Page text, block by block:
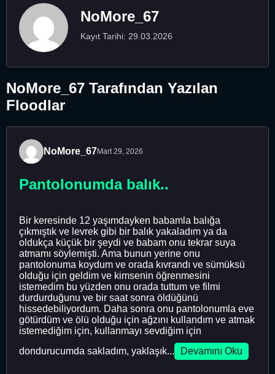
NoMore_67
Kayıt Tarihi: 29.03.2026
NoMore_67 Tarafından Yazılan
Floodlar
NoMore_67Mart 29, 2026
Pantolonumda balık..
Bir keresinde 12 yaşımdayken babamla balığa
çıkmıştık ve levrek gibi bir balık yakaladım ya da
oldukça küçük bir şeydi ve babam onu ​​tekrar suya
atmamı söylemişti. Ama bunun yerine onu
pantolonuma koydum ve orada kıvrandı ve sümüksü
olduğu için geldim ve kimsenin öğrenmesini
istemedim bu yüzden onu orada tuttum ve filmi
durdurduğunu ve bir saat sonra öldüğünü
hissedebiliyordum. Daha sonra onu pantolonumla eve
götürdüm ve ölü olduğu için ağzını kullandım ve atmak
istemediğim için, kullanmayı sevdiğim için
dondurucumda sakladım, yaklaşık...
Devamını Oku